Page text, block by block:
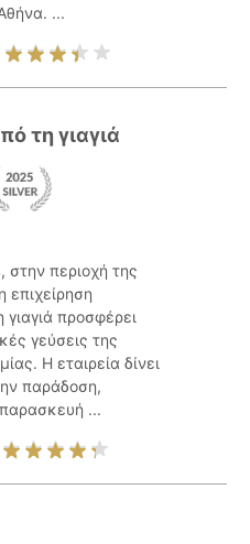
...
τη γιαγιά
στην περιοχή της
επιχείρηση
προσφέρει
γεύσεις της
Η εταιρεία δίνει
παράδοση,
...